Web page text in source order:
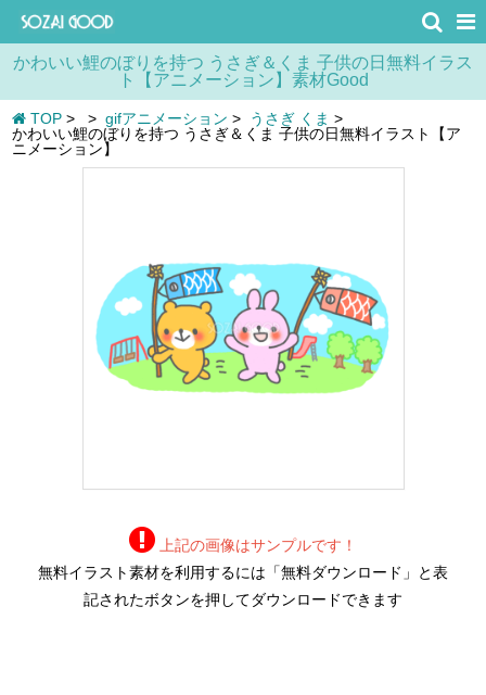
かわいい鯉のぼりを持つ うさぎ＆くま 子供の日無料イラス
ト【アニメーション】素材Good
TOP > > gifアニメーション > うさぎ くま >
かわいい鯉のぼりを持つ うさぎ＆くま 子供の日無料イラスト【ア
ニメーション】
上記の画像はサンプルです！
無料イラスト素材を利用するには「無料ダウンロード」と表
記されたボタンを押してダウンロードできます